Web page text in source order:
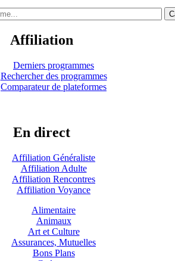
Affiliation
Derniers programmes
Rechercher des programmes
Comparateur de plateformes
En direct
Affiliation Généraliste
Affiliation Adulte
Affiliation Rencontres
Affiliation Voyance
Alimentaire
Animaux
Art et Culture
Assurances, Mutuelles
Bons Plans